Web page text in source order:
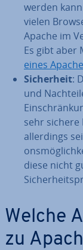
werden
vielen
Apache im
Es gibt aber
eines
Si­cher­heit:
und
sehr
al­ler­dings
diese nicht
Welche
zu